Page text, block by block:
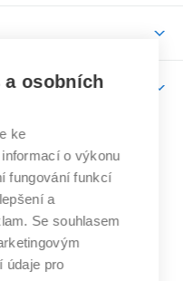
učení
technické
Brně
a osobních
ke
o výkonu
fungování funkcí
a
Se souhlasem
údaje pro